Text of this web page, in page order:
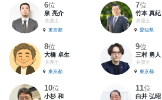
6位
泉 亮介
弁護士
東京都
7位
竹本 真紀
弁護士
愛知県
8位
大橋 卓生
弁護士
東京都
9位
三村 勇人
弁護士
東京都
10位
小杉 和
11位
白井 弘昭